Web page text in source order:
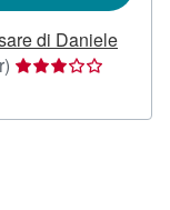
di Daniele
Seller
3